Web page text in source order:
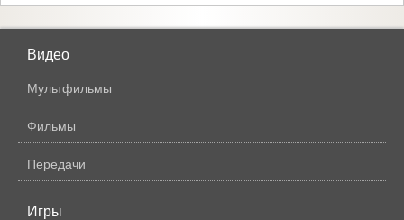
Видео
Мультфильмы
Фильмы
Передачи
Игры